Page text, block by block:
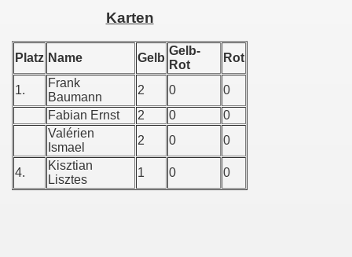
Karten
Platz Name Gelb
Gelb-
Rot
Rot
1.
Frank
Baumann
2 0
0
Fabian Ernst
2 0
0
Valérien
Ismael
2 0 0
4.
Kisztian
Lisztes
1 0 0